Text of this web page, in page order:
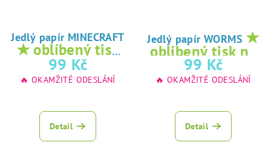
Jedlý papír MINECRAFT
★ oblíbený tisk
na jedlý papír
99 Kč
🔥 OKAMŽITÉ ODESLÁNÍ
Detail
Jedlý papír WORMS ★
oblíbený tisk na
jedlý papír
99 Kč
🔥 OKAMŽITÉ ODESLÁNÍ
Detail